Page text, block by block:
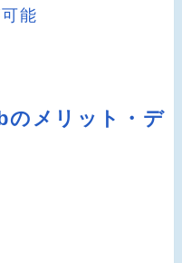
能
メリット・デ